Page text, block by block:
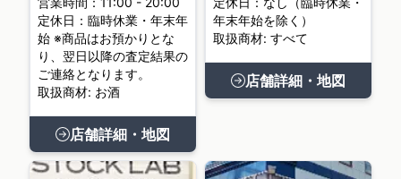
定休日：臨時休業・年末年
始 ※商品はお預かりとな
り、翌日以降の査定結果の
ご連絡となります。
取扱商材: お酒
店舗詳細・地図
年末年始を除く）
取扱商材: すべて
店舗詳細・地図